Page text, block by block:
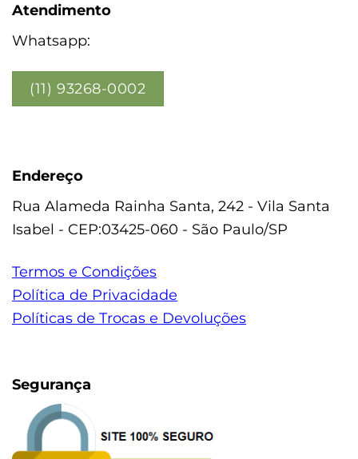
Atendimento
Whatsapp:
(11) 93268-0002
Endereço
Rua Alameda Rainha Santa, 242 - Vila Santa
Isabel - CEP:03425-060 - São Paulo/SP
Termos e Condições
Política de Privacidade
Políticas de Trocas e Devoluções
Segurança